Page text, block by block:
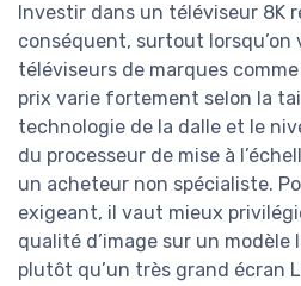
Investir dans un téléviseur 8K
conséquent, surtout lorsqu’on
téléviseurs de marques
prix varie fortement selon la
technologie de la dalle et le
du processeur de mise à
un acheteur non spécialiste.
exigeant, il vaut mieux
qualité d’image sur un
plutôt qu’un très grand écran